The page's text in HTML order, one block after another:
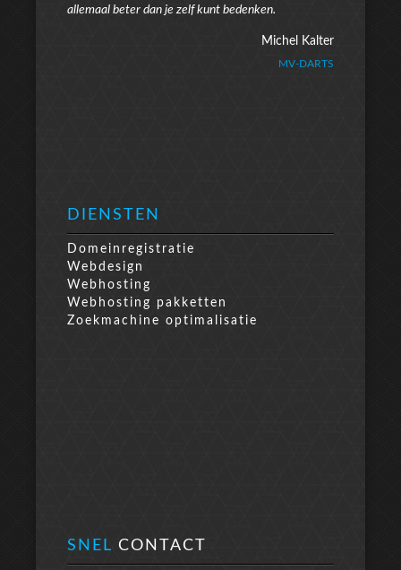
allemaal beter dan je zelf kunt bedenken.
Michel Kalter
MV-DARTS
DIENSTEN
Domeinregistratie
Webdesign
Webhosting
Webhosting pakketten
Zoekmachine optimalisatie
SNEL CONTACT